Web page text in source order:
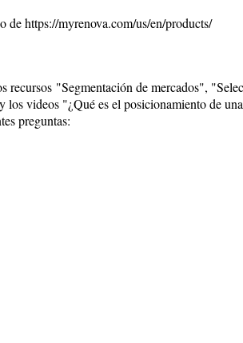
de https://myrenova.com/us/en/products/
recursos "Segmentación de mercados",
los videos "¿Qué es el posicionamiento de
preguntas: